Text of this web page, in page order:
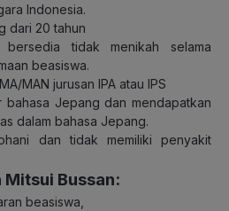
Indonesia.
dari 20 tahun
tidak menikah selama
beasiswa.
MAN jurusan IPA atau IPS
bahasa Jepang dan mendapatkan
dalam bahasa Jepang.
dan tidak memiliki penyakit
Bussan:
beasiswa,